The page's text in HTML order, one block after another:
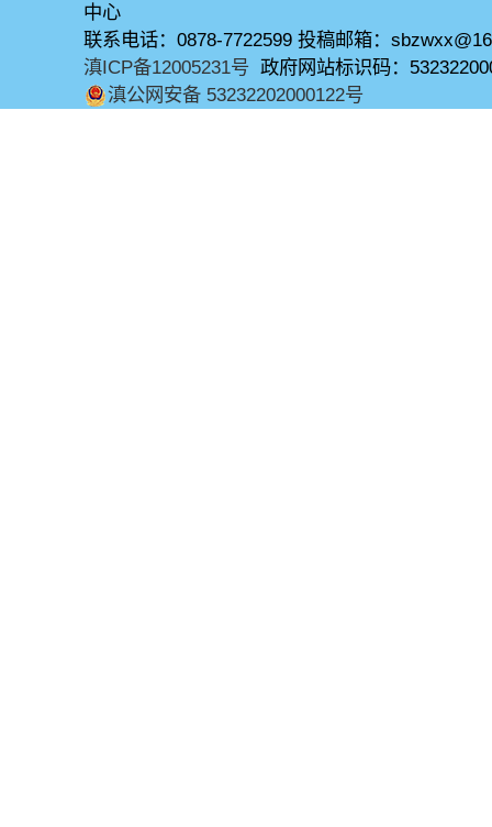
中心
联系电话：0878-7722599 投稿邮箱：
滇ICP备12005231号 政府网站标识码：
滇公网安备 53232202000122号